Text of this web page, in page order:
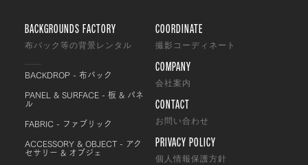
BACKGROUNDS FACTORY
布バック等の背景レンタル
BACKDROP - 布バック
PANEL & SURFACE - 板 & パネ
ル
FABRIC - ファブリック
ACCESSORY & OBJECT - アク
セサリー & オブジェ
COORDINATE
撮影コーディネート
COMPANY
会社案内
CONTACT
お問い合わせ
PRIVACY POLICY
個人情報保護方針